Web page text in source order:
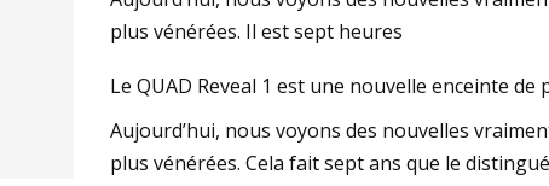
remise à neuf directement auprès de
plus vénérées. Il est sept heures
Le QUAD Reveal 1 est une nouvelle enceinte
Aujourd’hui, nous voyons des nouvelles
plus vénérées. Cela fait sept ans que le